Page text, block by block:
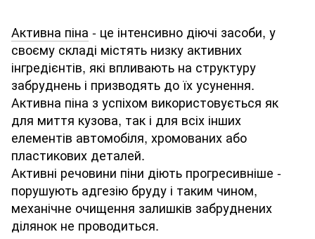
Активна піна - це інтенсивно діючі засоби, у
своєму складі містять низку активних
інгредієнтів, які впливають на структуру
забруднень і призводять до їх усунення.
Активна піна з успіхом використовується як
для миття кузова, так і для всіх інших
елементів автомобіля, хромованих або
пластикових деталей.
Активні речовини піни діють прогресивніше -
порушують адгезію бруду і таким чином,
механічне очищення залишків забруднених
ділянок не проводиться.